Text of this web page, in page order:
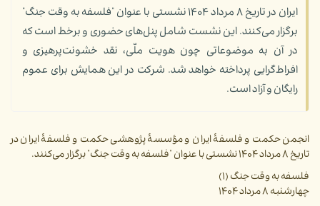
ایران در تاریخ ۸ مرداد ۱۴۰۴ نشستی با عنوان "فلسفه به وقت جنگ"
برگزار می‌کنند. این نشست شامل پنل‌های حضوری و برخط است که
در آن به موضوعاتی چون هویت ملّی، نقد خشونت‌پرهیزی و
افراط‌گرایی پرداخته خواهد شد. شرکت در این همایش برای عموم
رایگان و آزاد است.
انجمن حکمت و فلسفۀ ایران و مؤسسۀ پژوهشی حکمت و فلسفۀ ایران در
تاریخ ۸ مرداد ۱۴۰۴ نشستی با عنوان "فلسفه به وقت جنگ" برگزار می‌کنند.
فلسفه به وقت جنگ (۱)
چهارشنبه ۸ مرداد ۱۴۰۴